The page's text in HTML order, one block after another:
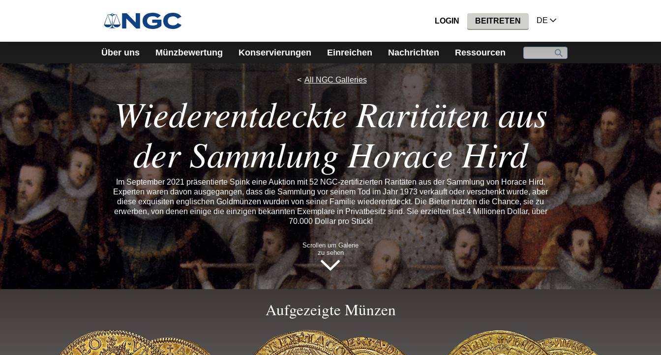
LOGIN BEITRETEN DE
Über uns Münzbewertung Konservierungen Einreichen Nachrichten Ressourcen
All NGC Galleries
Wiederentdeckte Raritäten aus
der Sammlung Horace Hird
Im September 2021 präsentierte Spink eine Auktion mit 52 NGC-zertifizierten Raritäten aus der Sammlung von Horace Hird.
Experten waren davon ausgegangen, dass die Sammlung vor seinem Tod im Jahr 1973 verkauft oder verschenkt wurde, aber
diese exquisiten englischen Goldmünzen wurden von seiner Familie wiederentdeckt. Die Bieter nutzten die Chance, sie zu
erwerben, von denen einige die einzigen bekannten Exemplare in Privatbesitz sind. Sie erzielten fast 4 Millionen Dollar, über
70.000 Dollar pro Stück!
Scrollen um Galerie
zu sehen
Aufgezeigte Münzen